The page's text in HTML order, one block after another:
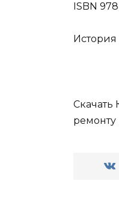
ISBN
История
Скачать